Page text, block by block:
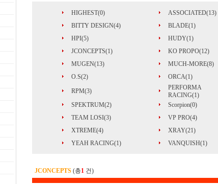
HIGHEST(0) ASSOCIATED(13)
BITTY DESIGN(4)
BLADE(1)
HPI(5)
HUDY(1)
JCONCEPTS(1)
KO PROPO(12)
MUGEN(13)
MUCH-MORE(8)
O.S(2)
ORCA(1)
RPM(3)
PERFORMA
RACING(1)
SPEKTRUM(2)
Scorpion(0)
TEAM LOSI(3)
VP PRO(4)
XTREME(4)
XRAY(21)
YEAH RACING(1)
VANQUISH(1)
JCONCEPTS (총1 건)